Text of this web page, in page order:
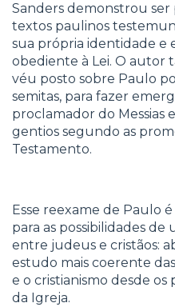
Sanders demonstrou
textos paulinos
sua própria identidade e
obediente à Lei. O autor
véu posto sobre Paulo
semitas, para fazer
proclamador do Messias
gentios segundo as
Testamento.
Esse reexame de Paulo
para as possibilidades
entre judeus e cristãos:
estudo mais coerente
e o cristianismo desde
da Igreja.